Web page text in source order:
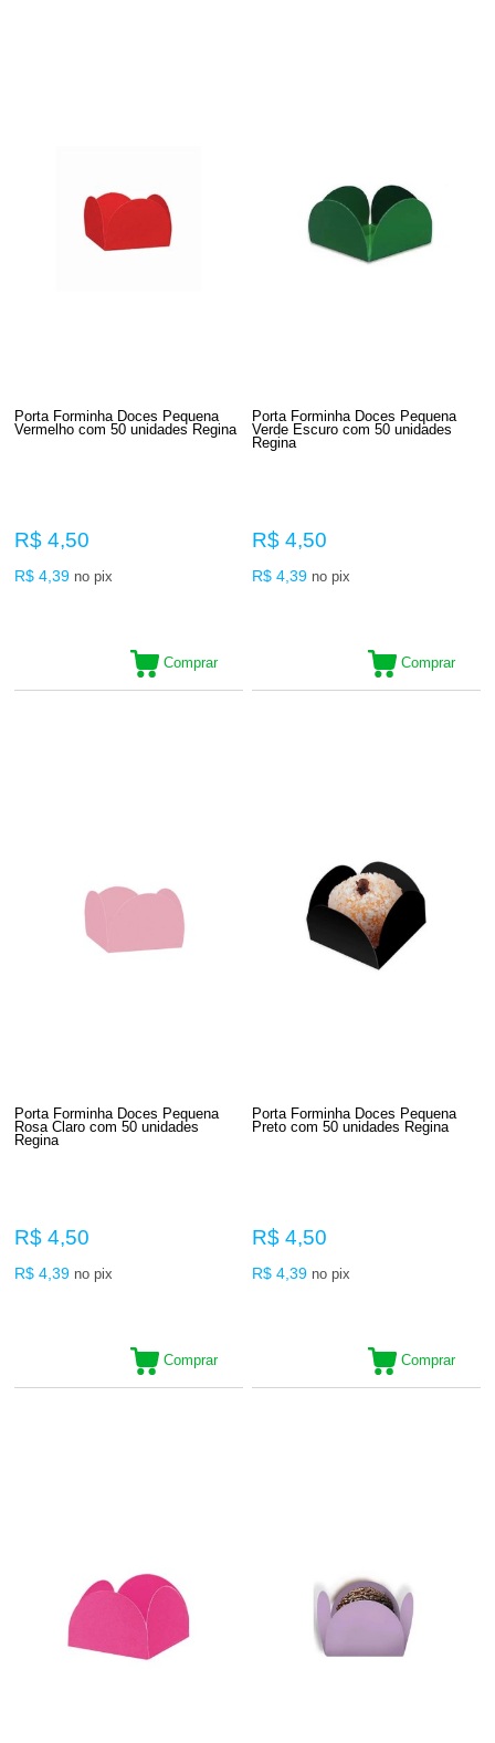
Porta Forminha Doces Pequena
Vermelho com 50 unidades Regina
R$ 4,50
R$ 4,39 no pix
Comprar
Porta Forminha Doces Pequena
Verde Escuro com 50 unidades
Regina
R$ 4,50
R$ 4,39 no pix
Comprar
Porta Forminha Doces Pequena
Rosa Claro com 50 unidades
Regina
R$ 4,50
R$ 4,39 no pix
Comprar
Porta Forminha Doces Pequena
Preto com 50 unidades Regina
R$ 4,50
R$ 4,39 no pix
Comprar